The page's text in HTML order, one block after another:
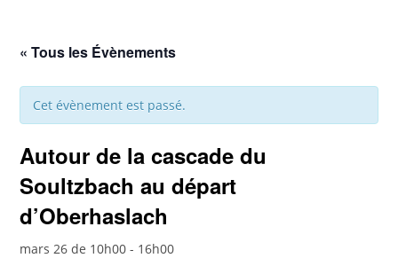
« Tous les Évènements
Cet évènement est passé.
Autour de la cascade du
Soultzbach au départ
d’Oberhaslach
mars 26 de 10h00 - 16h00